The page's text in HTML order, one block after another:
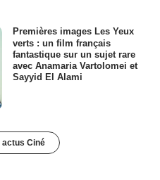
Premières images Les Yeux
verts : un film français
fantastique sur un sujet rare
avec Anamaria Vartolomei et
Sayyid El Alami
actus Ciné